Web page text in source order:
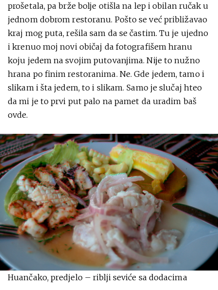
prošetala, pa brže bolje otišla na lep i obilan ručak u
jednom dobrom restoranu. Pošto se već približavao
kraj mog puta, rešila sam da se častim. Tu je ujedno
i krenuo moj novi običaj da fotografišem hranu
koju jedem na svojim putovanjima. Nije to nužno
hrana po finim restoranima. Ne. Gde jedem, tamo i
slikam i šta jedem, to i slikam. Samo je slučaj hteo
da mi je to prvi put palo na pamet da uradim baš
ovde.
Huančako, predjelo – riblji seviće sa dodacima